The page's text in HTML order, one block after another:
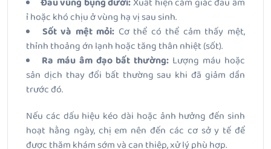
ỉ hoặc khó chịu ở vùng hạ vị sau sinh.
Sốt và mệt mỏi: Cơ thể có thể cảm thấy mệt,
thỉnh thoảng ớn lạnh hoặc tăng thân nhiệt (sốt).
Ra máu âm đạo bất thường: Lượng máu hoặc
sản dịch thay đổi bất thường sau khi đã giảm dần
trước đó.
Nếu các dấu hiệu kéo dài hoặc ảnh hưởng đến sinh
hoạt hằng ngày, chị em nên đến các cơ sở y tế để
được thăm khám sớm và can thiệp, xử lý phù hợp.